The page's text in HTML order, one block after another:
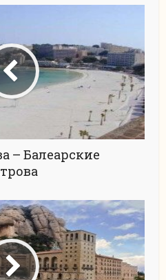
– Балеарские